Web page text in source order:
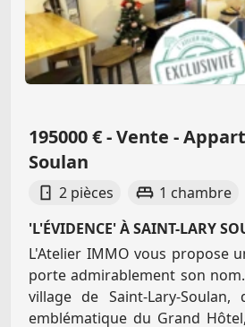
195000 € - Vente -
Soulan
2 pièces 1 chambre
'L'ÉVIDENCE' À SAINT-LARY
L'Atelier IMMO vous propose
porte admirablement son
village de Saint-Lary-
emblématique du Grand